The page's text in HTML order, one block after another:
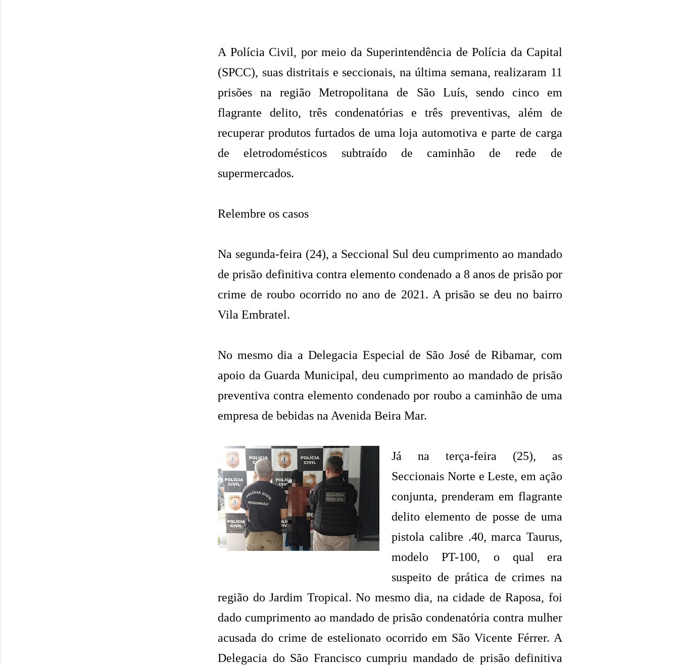
A Polícia Civil, por meio da Superintendência de Polícia da Capital
(SPCC), suas distritais e seccionais, na última semana, realizaram 11
prisões na região Metropolitana de São Luís, sendo cinco em
flagrante delito, três condenatórias e três preventivas, além de
recuperar produtos furtados de uma loja automotiva e parte de carga
de eletrodomésticos subtraído de caminhão de rede de
supermercados.
Relembre os casos
Na segunda-feira (24), a Seccional Sul deu cumprimento ao mandado
de prisão definitiva contra elemento condenado a 8 anos de prisão por
crime de roubo ocorrido no ano de 2021. A prisão se deu no bairro
Vila Embratel.
No mesmo dia a Delegacia Especial de São José de Ribamar, com
apoio da Guarda Municipal, deu cumprimento ao mandado de prisão
preventiva contra elemento condenado por roubo a caminhão de uma
empresa de bebidas na Avenida Beira Mar.
Já na terça-feira (25), as
Seccionais Norte e Leste, em ação
conjunta, prenderam em flagrante
delito elemento de posse de uma
pistola calibre .40, marca Taurus,
modelo PT-100, o qual era
suspeito de prática de crimes na
região do Jardim Tropical. No mesmo dia, na cidade de Raposa, foi
dado cumprimento ao mandado de prisão condenatória contra mulher
acusada do crime de estelionato ocorrido em São Vicente Férrer. A
Delegacia do São Francisco cumpriu mandado de prisão definitiva